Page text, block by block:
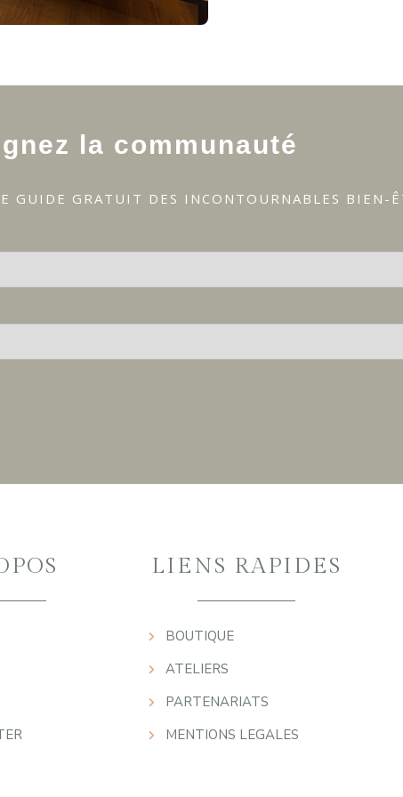
la communauté
GUIDE GRATUIT DES INCONTOURNABLES BIEN-
LIENS RAPIDES
BOUTIQUE
ATELIERS
PARTENARIATS
MENTIONS LEGALES